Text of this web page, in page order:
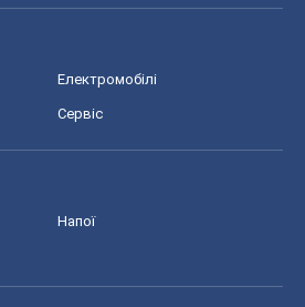
Електромобілі
Сервіс
Напої